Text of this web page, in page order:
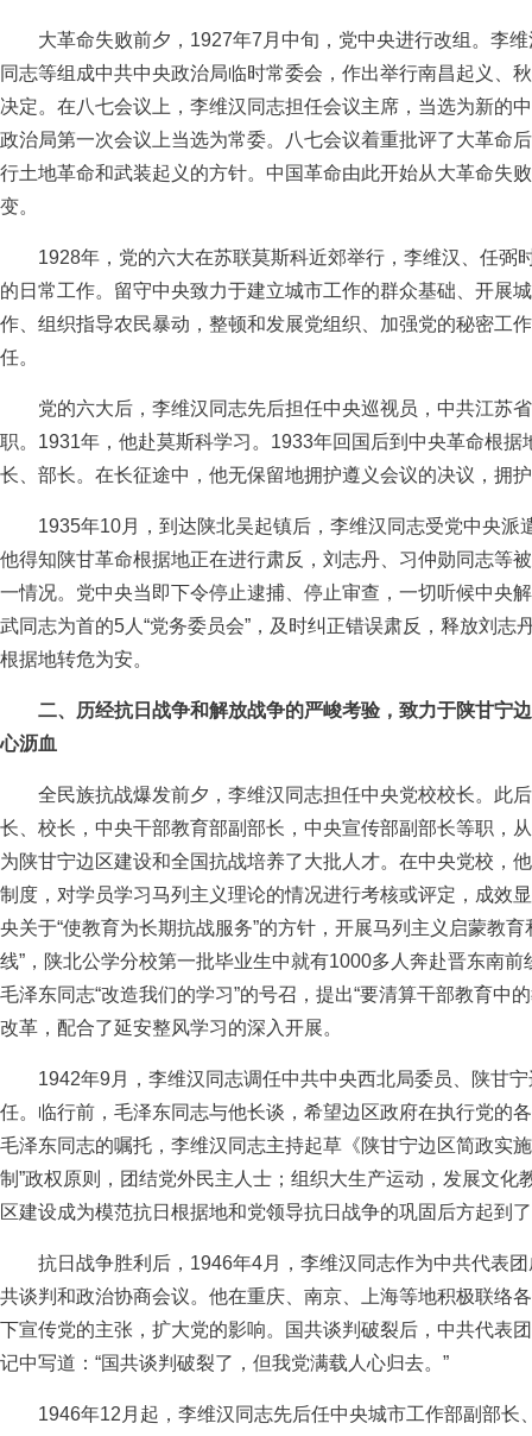
大革命失败前夕，1927年7月中旬，党中央进行改组。李维
同志等组成中共中央政治局临时常委会，作出举行南昌起义、
决定。在八七会议上，李维汉同志担任会议主席，当选为新的
政治局第一次会议上当选为常委。八七会议着重批评了大革命
行土地革命和武装起义的方针。中国革命由此开始从大革命失
变。
1928年，党的六大在苏联莫斯科近郊举行，李维汉、任弼
的日常工作。留守中央致力于建立城市工作的群众基础、开展
作、组织指导农民暴动，整顿和发展党组织、加强党的秘密工
任。
党的六大后，李维汉同志先后担任中央巡视员，中共江苏省
职。1931年，他赴莫斯科学习。1933年回国后到中央革命根
长、部长。在长征途中，他无保留地拥护遵义会议的决议，拥
1935年10月，到达陕北吴起镇后，李维汉同志受党中央派
他得知陕甘革命根据地正在进行肃反，刘志丹、习仲勋同志等
一情况。党中央当即下令停止逮捕、停止审查，一切听候中央
武同志为首的5人“党务委员会”，及时纠正错误肃反，释放刘志
根据地转危为安。
二、历经抗日战争和解放战争的严峻考验，致力于陕甘宁
心沥血
全民族抗战爆发前夕，李维汉同志担任中央党校校长。此
长、校长，中央干部教育部副部长，中央宣传部副部长等职，
为陕甘宁边区建设和全国抗战培养了大批人才。在中央党校，
制度，对学员学习马列主义理论的情况进行考核或评定，成效
央关于“使教育为长期抗战服务”的方针，开展马列主义启蒙教
线”，陕北公学分校第一批毕业生中就有1000多人奔赴晋东南
毛泽东同志“改造我们的学习”的号召，提出“要清算干部教育中
改革，配合了延安整风学习的深入开展。
1942年9月，李维汉同志调任中共中央西北局委员、陕甘宁
任。临行前，毛泽东同志与他长谈，希望边区政府在执行党的
毛泽东同志的嘱托，李维汉同志主持起草《陕甘宁边区简政实
制”政权原则，团结党外民主人士；组织大生产运动，发展文化
区建设成为模范抗日根据地和党领导抗日战争的巩固后方起到
抗日战争胜利后，1946年4月，李维汉同志作为中共代表团
共谈判和政治协商会议。他在重庆、南京、上海等地积极联络
下宣传党的主张，扩大党的影响。国共谈判破裂后，中共代表
记中写道：“国共谈判破裂了，但我党满载人心归去。”
1946年12月起，李维汉同志先后任中央城市工作部副部长